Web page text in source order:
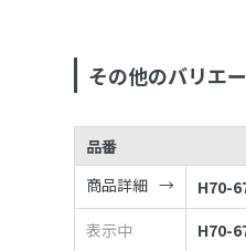
その他のバリエ
品番
商品詳細
H70-
表示中
H70-